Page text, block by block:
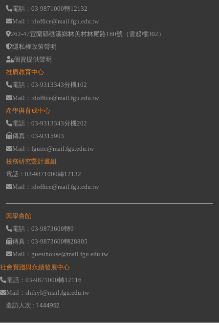
電話：03-9871000轉12132
Mail：rdoffice@mail.fgu.edu.tw
262-47宜蘭縣礁溪鄉林美村林尾路160號（雲起樓302）
隱私權政策聲明
個資提供聲明
推廣教育中心
電話：03-9313343分機102
Mail：rdoffice@mail.fgu.edu.tw
產學與育成中心
電話：03-9313343分機202
傳真：03-9315903
Mail：fguiic@mail.fgu.edu.tw
校務研究暨計畫組
電話：03-9871000轉12132
Mail：rdoffice@mail.fgu.edu.tw
興學會館
電話：03-9873600轉9
傳真：03-9873600轉28805
Mail：guesthouse@mail.fgu.edu.tw
社會實踐與永續發展中心
電話：03-9871000轉12116
Mail：shihyl@mail.fgu.edu.tw
造訪人次 : 1444952